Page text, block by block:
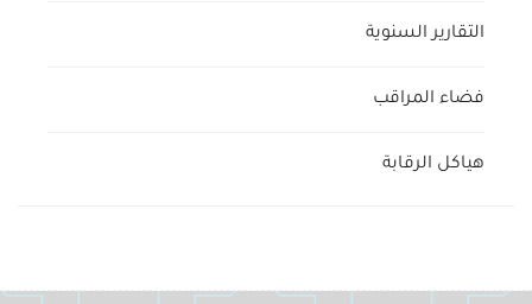
التقارير السنوية
فضاء المراقب
هياكل الرقابة